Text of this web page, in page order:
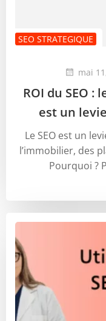
SEO STRATEGIQUE
mai
ROI du SEO
est un
Le SEO est un
l’immobilier, des
Pourquoi ?